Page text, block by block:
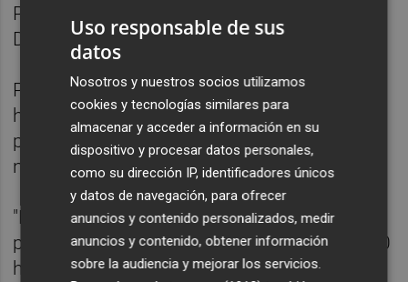
Pla Obert d’Inversions 24/27, informa la
Diputación.
Por su parte, el presidente de la Diputación
ha reafirmado su compromiso con los
pueblos más pequeños, "los que más nos
necesitan".
"Llocnou de la Corona es el pueblo más
pequeño de España en extensión y tiene 120
habitantes, pero está demostrando ser
Uso responsable de sus
datos
Nosotros y nuestros socios utilizamos
cookies y tecnologías similares para
almacenar y acceder a información en su
dispositivo y procesar datos personales,
como su dirección IP, identificadores únicos
y datos de navegación, para ofrecer
anuncios y contenido personalizados, medir
anuncios y contenido, obtener información
sobre la audiencia y mejorar los servicios.